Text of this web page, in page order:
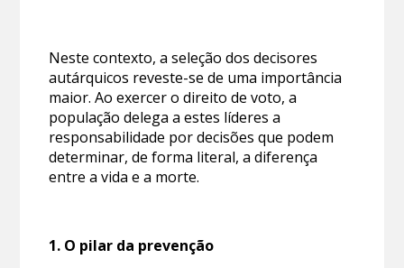
Neste contexto, a seleção dos decisores
autárquicos reveste-se de uma importância
maior. Ao exercer o direito de voto, a
população delega a estes líderes a
responsabilidade por decisões que podem
determinar, de forma literal, a diferença
entre a vida e a morte.
1. O pilar da prevenção